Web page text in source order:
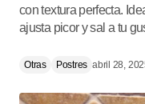
con textura perfecta.
ajusta picor y sal a tu
Otras Postres abril 28,